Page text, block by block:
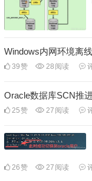
Windows内网环境离
39赞 28 阅读
Oracle数据库SCN推
25赞 27 阅读
26赞 27 阅读